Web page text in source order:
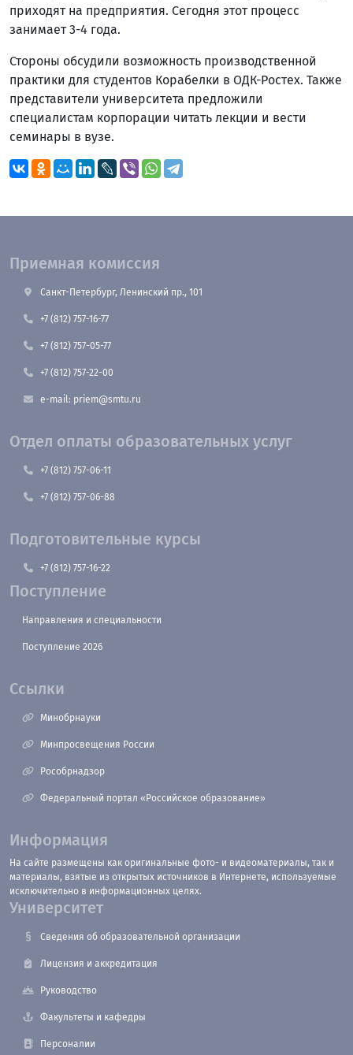
приходят на предприятия. Сегодня этот процесс
занимает 3-4 года.
Стороны обсудили возможность производственной
практики для студентов Корабелки в ОДК-Ростех. Также
представители университета предложили
специалистам корпорации читать лекции и вести
семинары в вузе.
Приемная комиссия
Санкт-Петербург, Ленинский пр., 101
+7 (812) 757-16-77
+7 (812) 757-05-77
+7 (812) 757-22-00
e-mail: priem@smtu.ru
Отдел оплаты образовательных услуг
+7 (812) 757-06-11
+7 (812) 757-06-88
Подготовительные курсы
+7 (812) 757-16-22
Поступление
Направления и специальности
Поступление 2026
Ссылки
Минобрнауки
Минпросвещения России
Рособрнадзор
Федеральный портал «Российское образование»
Информация
На сайте размещены как оригинальные фото- и видеоматериалы, так и
материалы, взятые из открытых источников в Интернете, используемые
исключительно в информационных целях.
Университет
Сведения об образовательной организации
Лицензия и аккредитация
Руководство
Факультеты и кафедры
Персоналии